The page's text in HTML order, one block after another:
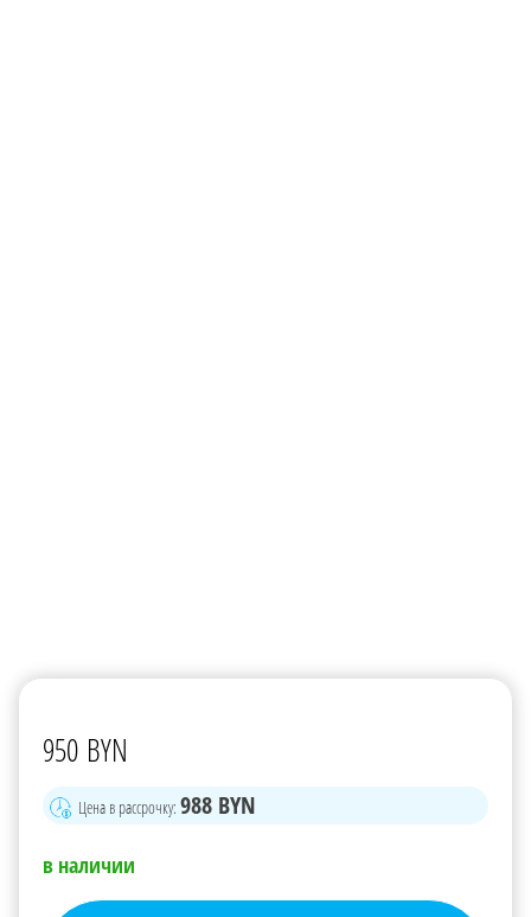
950 BYN
Цена в рассрочку: 988 BYN
в наличии